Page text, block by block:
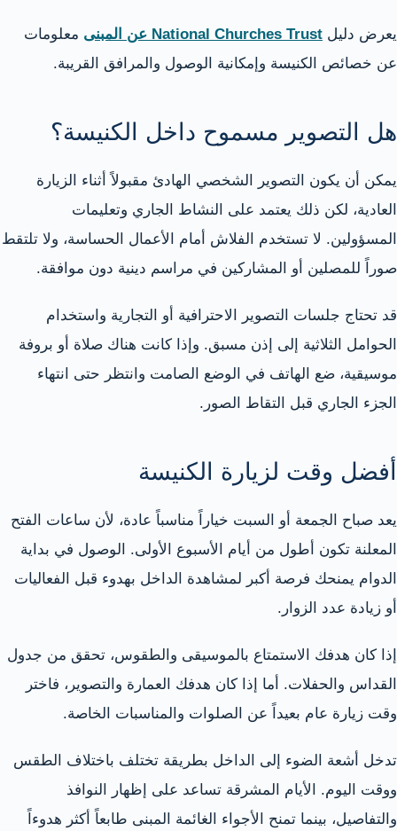
يعرض دليل National Churches Trust عن المبنى
معلومات
عن خصائص الكنيسة وإمكانية الوصول والمرافق القريبة.
هل التصوير مسموح داخل الكنيسة؟
يمكن أن يكون التصوير الشخصي الهادئ مقبولاً أثناء الزيارة
العادية، لكن ذلك يعتمد على النشاط الجاري وتعليمات
المسؤولين. لا تستخدم الفلاش أمام الأعمال الحساسة، ولا تلتقط
صوراً للمصلين أو المشاركين في مراسم دينية دون موافقة.
قد تحتاج جلسات التصوير الاحترافية أو التجارية واستخدام
الحوامل الثلاثية إلى إذن مسبق. وإذا كانت هناك صلاة أو بروفة
موسيقية، ضع الهاتف في الوضع الصامت وانتظر حتى انتهاء
الجزء الجاري قبل التقاط الصور.
أفضل وقت لزيارة الكنيسة
يعد صباح الجمعة أو السبت خياراً مناسباً عادة، لأن ساعات الفتح
المعلنة تكون أطول من أيام الأسبوع الأولى. الوصول في بداية
الدوام يمنحك فرصة أكبر لمشاهدة الداخل بهدوء قبل الفعاليات
أو زيادة عدد الزوار.
إذا كان هدفك الاستمتاع بالموسيقى والطقوس، تحقق من جدول
القداس والحفلات. أما إذا كان هدفك العمارة والتصوير، فاختر
وقت زيارة عام بعيداً عن الصلوات والمناسبات الخاصة.
تدخل أشعة الضوء إلى الداخل بطريقة تختلف باختلاف الطقس
ووقت اليوم. الأيام المشرقة تساعد على إظهار النوافذ
والتفاصيل، بينما تمنح الأجواء الغائمة المبنى طابعاً أكثر هدوءاً